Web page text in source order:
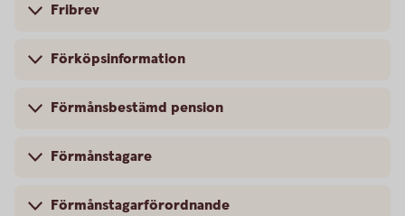
Fribrev
Förköpsinformation
Förmånsbestämd pension
Förmånstagare
Förmånstagarförordnande